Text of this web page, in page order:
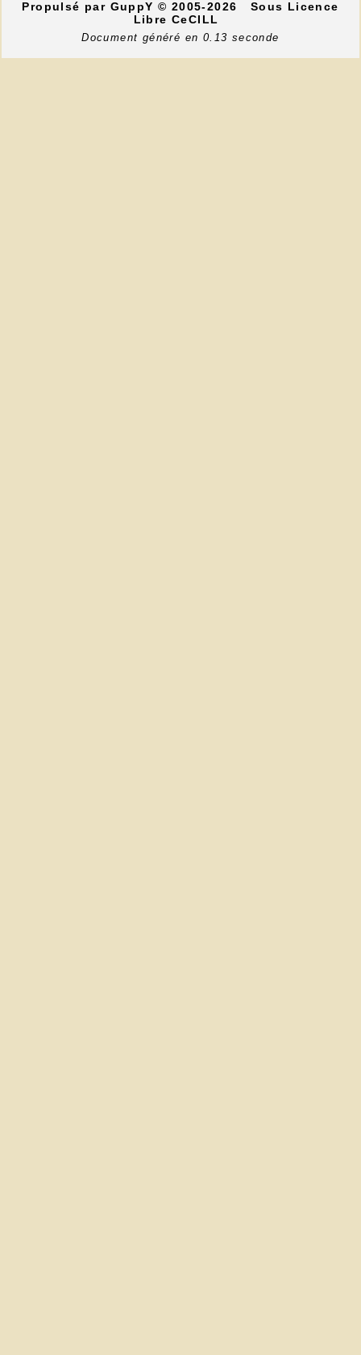
Propulsé par GuppY© 2005-2026
Sous Licence
Libre CeCILL
Document généré en 0.13 seconde